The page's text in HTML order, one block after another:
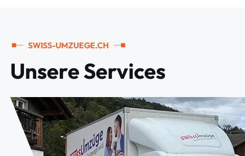
SWISS-UMZUEGE.CH
UnsereServices